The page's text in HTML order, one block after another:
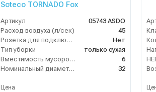
Soteco TORNADO Fox
Артикул
05743 ASDO
Расход воздуха (л/сек)
45
Розетка для подключения инструмента
Нет
Тип уборки
только сухая
Вместимость мусоросборника (л)
6
Номинальный диаметр принадлежностей (мм)
32
Цена